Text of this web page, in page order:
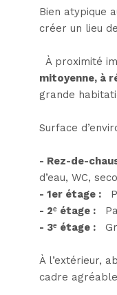
Bien atypique
créer un lieu
À proximité
mitoyenne, à
grande
Surface
- Rez-de-
d’eau, WC,
- 1er étage :
- 2ᵉ étage :
- 3ᵉ étage :
À l’extérieur,
cadre